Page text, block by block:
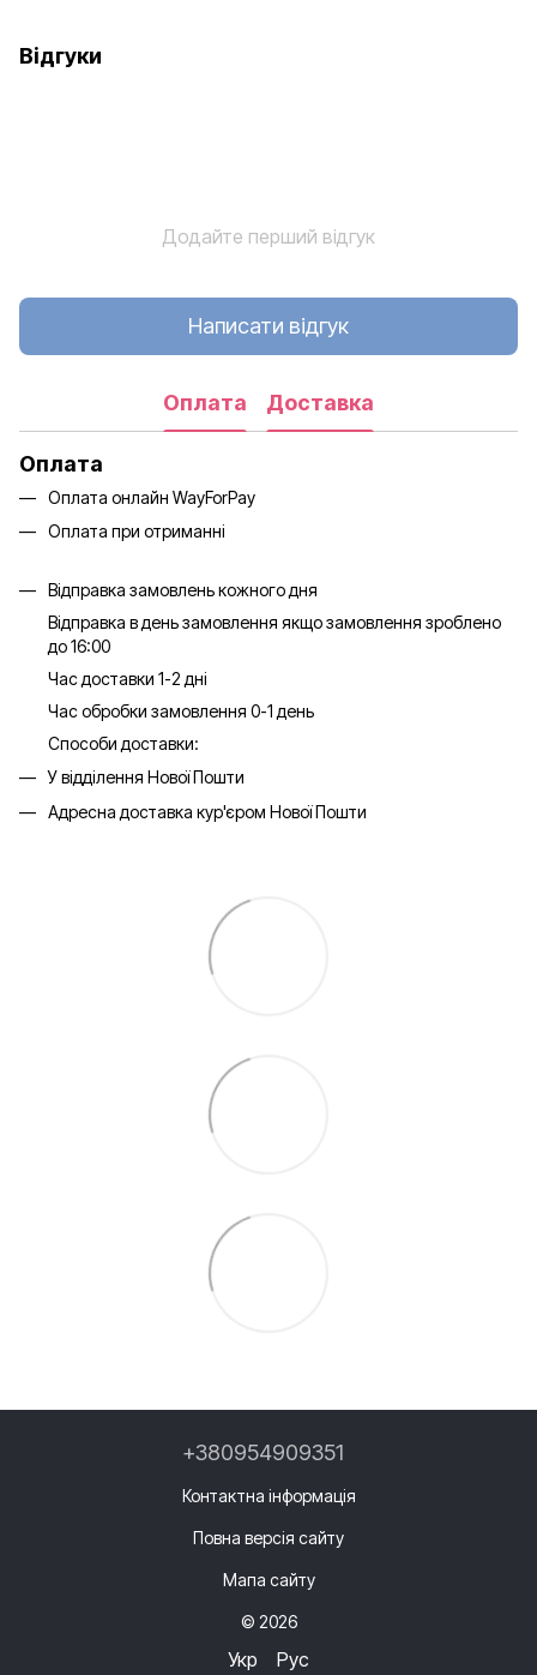
Відгуки
Додайте перший відгук
Написати відгук
Оплата Доставка
Оплата
Оплата онлайн WayForPay
Оплата при отриманні
Відправка замовлень кожного дня
Відправка в день замовлення якщо замовлення зроблено
до 16:00
Час доставки 1-2 дні
Час обробки замовлення 0-1 день
Способи доставки:
У відділення Нової Пошти
Адресна доставка кур'єром Нової Пошти
+380954909351
Контактна інформація
Повна версія сайту
Мапа сайту
© 2026
Укр Рус